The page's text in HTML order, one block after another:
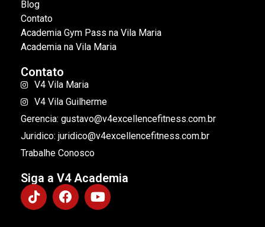
Blog
Contato
Academia Gym Pass na Vila Maria
Academia na Vila Maria
Contato
V4 Vila Maria
V4 Vila Guilherme
Gerencia: gustavo@v4excellencefitness.com.br
Juridico: juridico@v4excellencefitness.com.br
Trabalhe Conosco
Siga a V4 Academia